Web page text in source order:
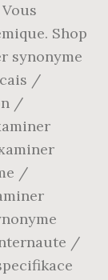
Shop
synonyme
/
/
/
/